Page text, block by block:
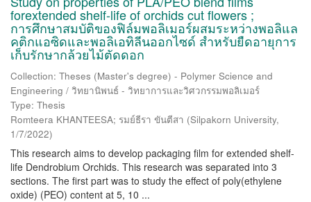
forextended shelf-life of orchids cut flowers ;
การศึกษาสมบัติของฟิล์มพอลิเมอร์ผสมระหว่างพอลิแล
คติกแอซิดและพอลิเอทิลีนออกไซด์ สำหรับยืดอายุการ
เก็บรักษากล้วยไม้ตัดดอก
Collection: Theses (Master's degree) - Polymer Science and
Engineering / วิทยานิพนธ์ - วิทยาการและวิศวกรรมพอลิเมอร์
Type: Thesis
Romteera KHANTEESA; รมย์ธีรา ขันตีสา (Silpakorn University,
1/7/2022)
This research aims to develop packaging film for extended shelf-
life Dendrobium Orchids. This research was separated into 3
sections. The first part was to study the effect of poly(ethylene
oxide) (PEO) content at 5, 10 ...